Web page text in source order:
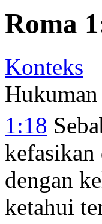
Roma
Konteks
1:18
kefasikan
dengan
ketahui